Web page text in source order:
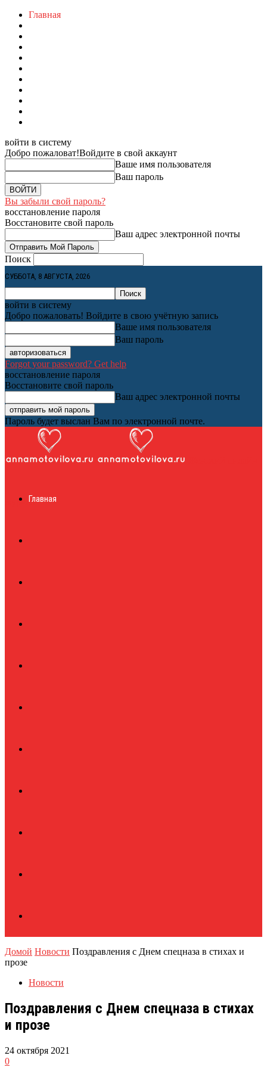
Главная
войти в систему
Добро пожаловат!Войдите в свой аккаунт
Ваше имя пользователя
Ваш пароль
Вы забыли свой пароль?
восстановление пароля
Восстановите свой пароль
Ваш адрес электронной почты
Поиск
СУББОТА, 8 АВГУСТА, 2026
войти в систему
Добро пожаловать! Войдите в свою учётную запись
Ваше имя пользователя
Ваш пароль
Forgot your password? Get help
восстановление пароля
Восстановите свой пароль
Ваш адрес электронной почты
Пароль будет выслан Вам по электронной почте.
журналГлавная
Домой Новости Поздравления с Днем спецназа в стихах и
прозе
Новости
Поздравления с Днем спецназа в стихах
и прозе
24 октября 2021
0